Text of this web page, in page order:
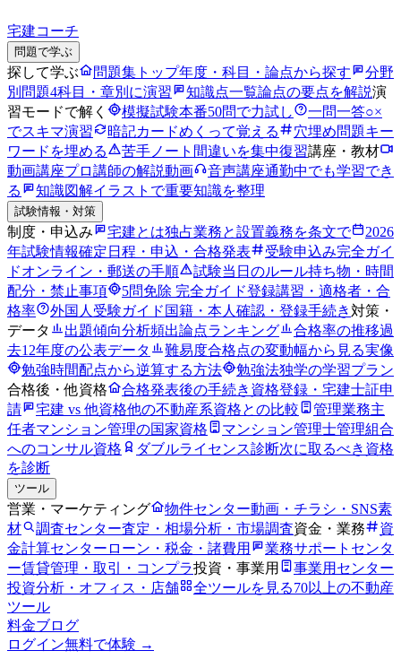
宅建コーチ
問題で学ぶ
探して学ぶ 問題集トップ年度・科目・論点から探す
分野
別問題4科目・章別に演習 知識点一覧論点の要点を解説演
習モードで解く
模擬試験本番50問で力試し 一問一答○×
でスキマ演習
暗記カードめくって覚える 穴埋め問題キー
ワードを埋める
苦手ノート 間違いを集中復習講座・教材
動画講座プロ講師の解説動画 音声講座通勤中でも学習でき
る
知識図解イラストで重要知識を整理
試験情報・対策
制度・申込み 宅建とは独占業務と設置義務を条文で
2026
年試験情報確定日程・申込・合格発表
受験申込み完全ガイ
ドオンライン・郵送の手順 試験当日のルール持ち物・時間
配分・禁止事項
5問免除 完全ガイド登録講習・適格者・合
格率
外国人受験ガイド 国籍・本人確認・登録手続き対策・
データ
出題傾向分析頻出論点ランキング 合格率の推移過
去12年度の公表データ
難易度合格点の変動幅から見る実像
勉強時間配点から逆算する方法 勉強法独学の学習プラン
合格後・他資格
合格発表後の手続き 資格登録・宅建士証申
請
宅建 vs 他資格他の不動産系資格との比較
管理業務主
任者マンション管理の国家資格 マンション管理士管理組合
へのコンサル資格
ダブルライセンス診断次に取るべき資格
を診断
ツール
営業・マーケティング 物件センター動画・チラシ・SNS素
材
調査センター査定・相場分析・市場調査資金・業務
資
金計算センター ローン・税金・諸費用
業務サポートセンタ
ー賃貸管理・取引・コンプラ投資・事業用
事業用センター
投資分析・オフィス・店舗
全ツールを見る70以上の不動産
ツール
料金ブログ
ログイン無料で体験 →